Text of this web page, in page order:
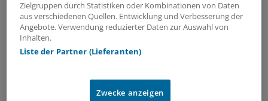
sind geringe Resistenzraten und gute Verträglichkeit
entscheidend. Eine neue Studie zeigt, warum dieses
Antibiotikum beides erfüllt.
Zielgruppen durch Statistiken oder Kombinationen von Daten
aus verschiedenen Quellen. Entwicklung und Verbesserung der
Angebote. Verwendung reduzierter Daten zur Auswahl von
Inhalten.
Liste der Partner (Lieferanten)
Zwecke anzeigen